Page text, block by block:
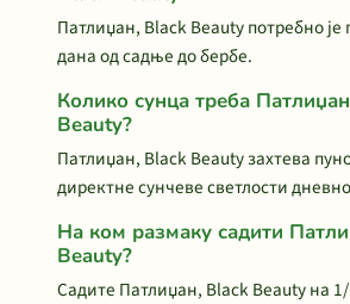
Патлиџан, Black Beauty потребно
дана од садње до бербе.
Колико сунца треба
Beauty?
Патлиџан, Black Beauty захтева
директне сунчеве светлости
На ком размаку садити
Beauty?
Садите Патлиџан, Black Beauty на